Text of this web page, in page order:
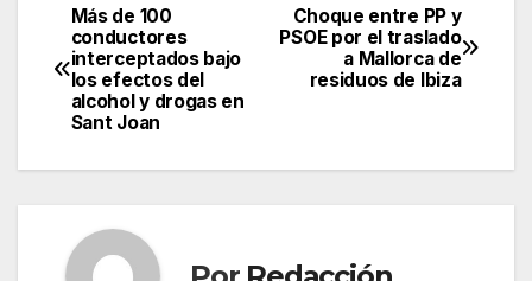
c
e
b
o
o
itt
er
s
A
p
e m
p
ar
Navegación
de
entradas
Choque entre PP y
PSOE por el traslado
a Mallorca de
residuos de Ibiza
Más de 100
conductores
interceptados bajo
los efectos del
alcohol y drogas en
Sant Joan